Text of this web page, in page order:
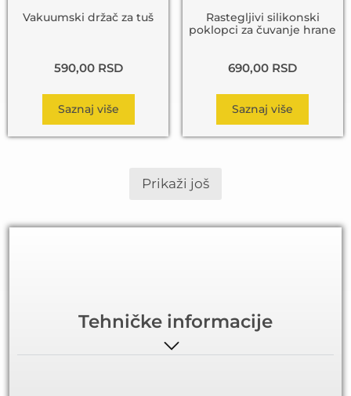
Vakuumski držač za tuš
590,00 RSD
Saznaj više
Rastegljivi silikonski
poklopci za čuvanje hrane
690,00 RSD
Saznaj više
Prikaži još
Tehničke informacije